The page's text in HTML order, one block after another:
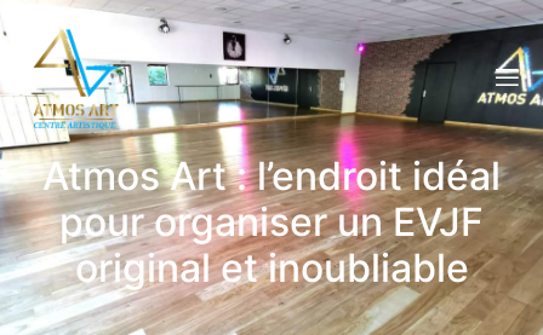
Atmos Art : l’endroit idéal
pour organiser un EVJF
original et inoubliable